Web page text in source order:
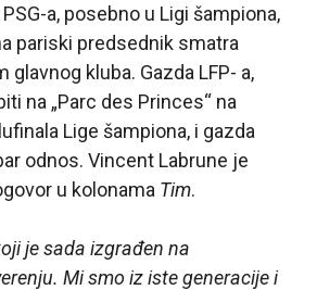
a, posebno u Ligi šampiona,
pariski predsednik smatra
glavnog kluba. Gazda LFP- a,
na „Parc des Princes“ na
Lige šampiona, i gazda
odnos. Vincent Labrune je
u kolonama Tim.
je sada izgrađen na
Mi smo iz iste generacije i